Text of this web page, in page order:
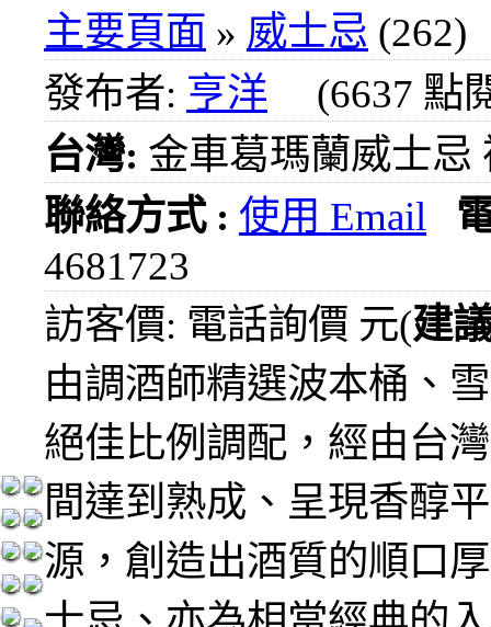
主要頁面 » 威士忌 (262)
發布者: 亨洋 (6637 點
台灣: 金車葛瑪蘭威士忌
聯絡方式 : 使用 Email
4681723
訪客價: 電話詢價 元(建
由調酒師精選波本桶、
絕佳比例調配，經由台
間達到熟成、呈現香醇
源，創造出酒質的順口